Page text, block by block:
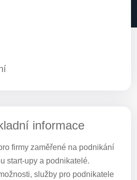
informace
firmy zaměřené na podnikání
start-upy a podnikatelé.
služby pro podnikatele